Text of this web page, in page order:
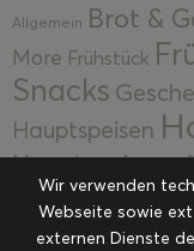
Allgemein Brot &
More Frühstück
Snacks
Hauptspeisen
Hauptspeisen
Kuchen,
Desserts Kulinarik
Wir verwenden
Webseite sowie
externen Dienste